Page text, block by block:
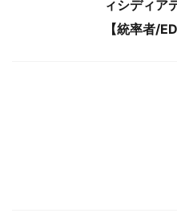
ィシディア
【統率者/